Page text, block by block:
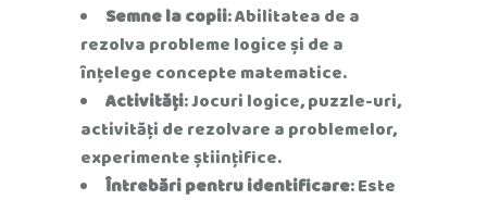
Semne la copii: Abilitatea de a
rezolva probleme logice și de a
înțelege concepte matematice.
Activități: Jocuri logice, puzzle-uri,
activități de rezolvare a problemelor,
experimente științifice.
Întrebări pentru identificare: Este